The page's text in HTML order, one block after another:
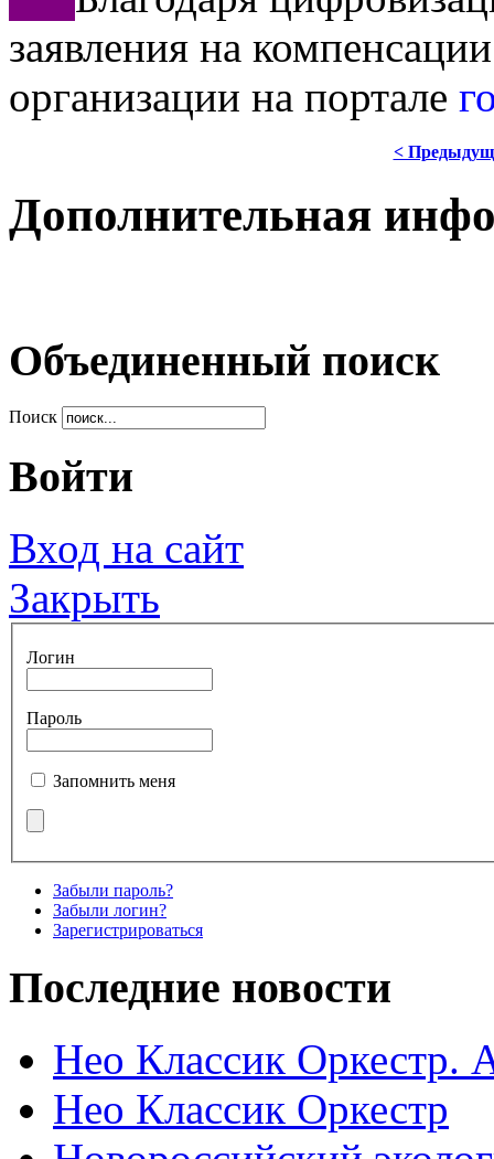
заявления на
организации на портале
<
Дополнительная
Объединенный поиск
Поиск
Войти
Вход на сайт
Закрыть
Логин
Пароль
Запомнить меня
Забыли пароль?
Забыли логин?
Зарегистрироваться
Последние новости
Нео Классик Оркестр.
Нео Классик Оркестр